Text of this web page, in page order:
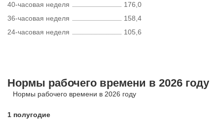
40-часовая неделя
176,0
36-часовая неделя
158,4
24-часовая неделя
105,6
Нормы рабочего времени в 2026 году
Нормы рабочего времени в 2026 году
1 полугодие